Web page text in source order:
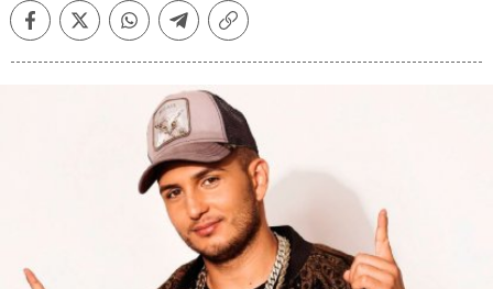
FacebookTwitterWhatsappTelegramCopiar